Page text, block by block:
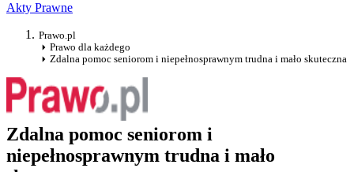
Akty Prawne
Prawo.pl
Prawo dla każdego
Zdalna pomoc seniorom i niepełnosprawnym trudna i mało skuteczna
Zdalna pomoc seniorom i
niepełnosprawnym trudna i mało